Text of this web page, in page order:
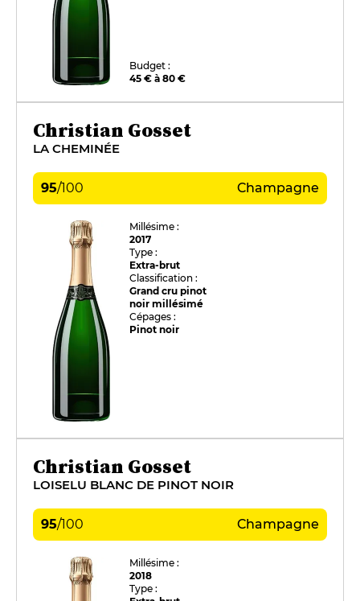
Budget :
45 € à 80 €
Christian Gosset
LA CHEMINÉE
95/100 Champagne
Millésime :
2017
Type :
Extra-brut
Classification :
Grand cru pinot
noir millésimé
Cépages :
Pinot noir
Christian Gosset
LOISELU BLANC DE PINOT NOIR
95/100 Champagne
Millésime :
2018
Type :